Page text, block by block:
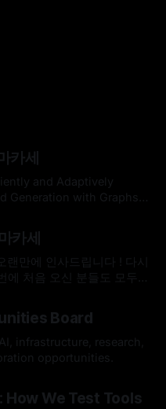
카세
and Adaptively
Generation with Graphs
Generation with
often struggle with
hallucinations and
While Retrieval-
카세
에 처음 오신 분들도 모두
서 전해드리고자 합니다.
니티 지원사업에 선정되었
Board
infrastructure, research,
opportunities.
We Test Tools